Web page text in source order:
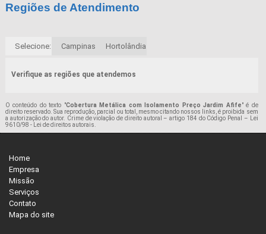
Regiões de Atendimento
Selecione: Campinas Hortolândia
Verifique as regiões que atendemos
O conteúdo do texto "Cobertura Metálica com Isolamento Preço Jardim Afife" é de
direito reservado. Sua reprodução, parcial ou total, mesmo citando nossos links, é proibida sem
a autorização do autor. Crime de violação de direito autoral – artigo 184 do Código Penal –
Lei
9610/98 - Lei de direitos autorais
Home
Empresa
Missão
Serviços
Contato
Mapa do site